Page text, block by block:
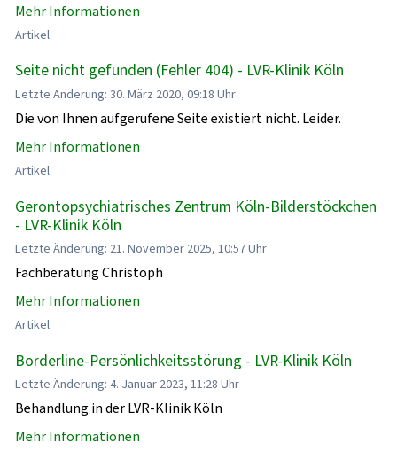
Mehr Informationen
Artikel
Seite nicht gefunden (Fehler 404) - LVR-Klinik Köln
Letzte Änderung: 30. März 2020, 09:18 Uhr
Die von Ihnen aufgerufene Seite existiert nicht. Leider.
Mehr Informationen
Artikel
Gerontopsychiatrisches Zentrum Köln-Bilderstöckchen
- LVR-Klinik Köln
Letzte Änderung: 21. November 2025, 10:57 Uhr
Fachberatung Christoph
Mehr Informationen
Artikel
Borderline-Persönlichkeitsstörung - LVR-Klinik Köln
Letzte Änderung: 4. Januar 2023, 11:28 Uhr
Behandlung in der LVR-Klinik Köln
Mehr Informationen